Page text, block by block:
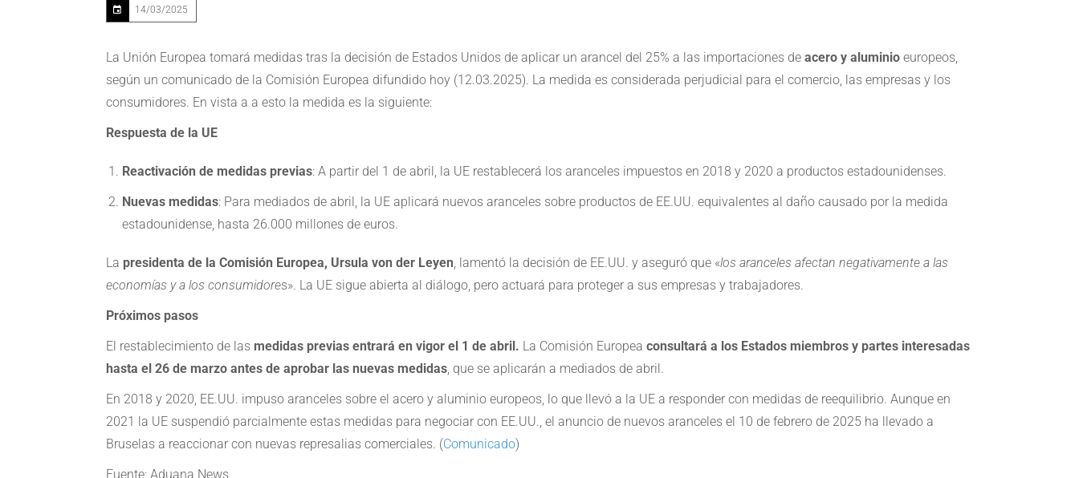
14/03/2025
La Unión Europea tomará medidas tras la decisión de Estados Unidos de aplicar un arancel del 25% a las importaciones de acero y aluminio europeos,
según un comunicado de la Comisión Europea difundido hoy (12.03.2025). La medida es considerada perjudicial para el comercio, las empresas y los
consumidores. En vista a a esto la medida es la siguiente:
Respuesta de la UE
Reactivación de medidas previas: A partir del 1 de abril, la UE restablecerá los aranceles impuestos en 2018 y 2020 a productos estadounidenses.
Nuevas medidas: Para mediados de abril, la UE aplicará nuevos aranceles sobre productos de EE.UU. equivalentes al daño causado por la medida
estadounidense, hasta 26.000 millones de euros.
La presidenta de la Comisión Europea, Ursula von der Leyen, lamentó la decisión de EE.UU. y aseguró que «los aranceles afectan negativamente a las
economías y a los consumidores». La UE sigue abierta al diálogo, pero actuará para proteger a sus empresas y trabajadores.
Próximos pasos
El restablecimiento de las medidas previas entrará en vigor el 1 de abril. La Comisión Europea consultará a los Estados miembros y partes interesadas
hasta el 26 de marzo antes de aprobar las nuevas medidas, que se aplicarán a mediados de abril.
En 2018 y 2020, EE.UU. impuso aranceles sobre el acero y aluminio europeos, lo que llevó a la UE a responder con medidas de reequilibrio. Aunque en
2021 la UE suspendió parcialmente estas medidas para negociar con EE.UU., el anuncio de nuevos aranceles el 10 de febrero de 2025 ha llevado a
Bruselas a reaccionar con nuevas represalias comerciales. (Comunicado)
Fuente: Aduana News